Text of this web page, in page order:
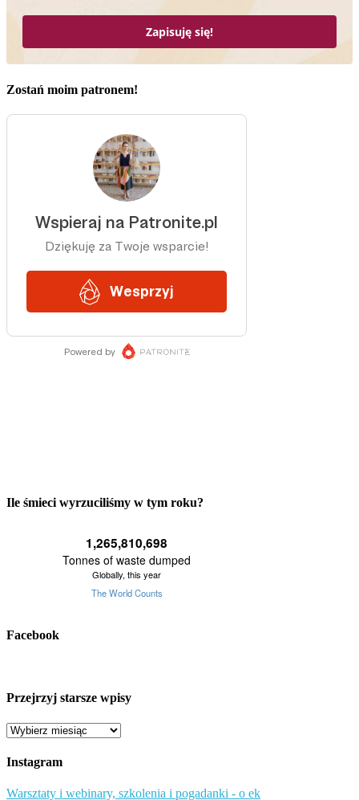
Zapisuję się!
Zostań moim patronem!
Ile śmieci wyrzuciliśmy w tym roku?
Facebook
Przejrzyj starsze wpisy
Przejrzyj
wpisy
Instagram
Warsztaty i webinary, szkolenia i pogadanki - o ek